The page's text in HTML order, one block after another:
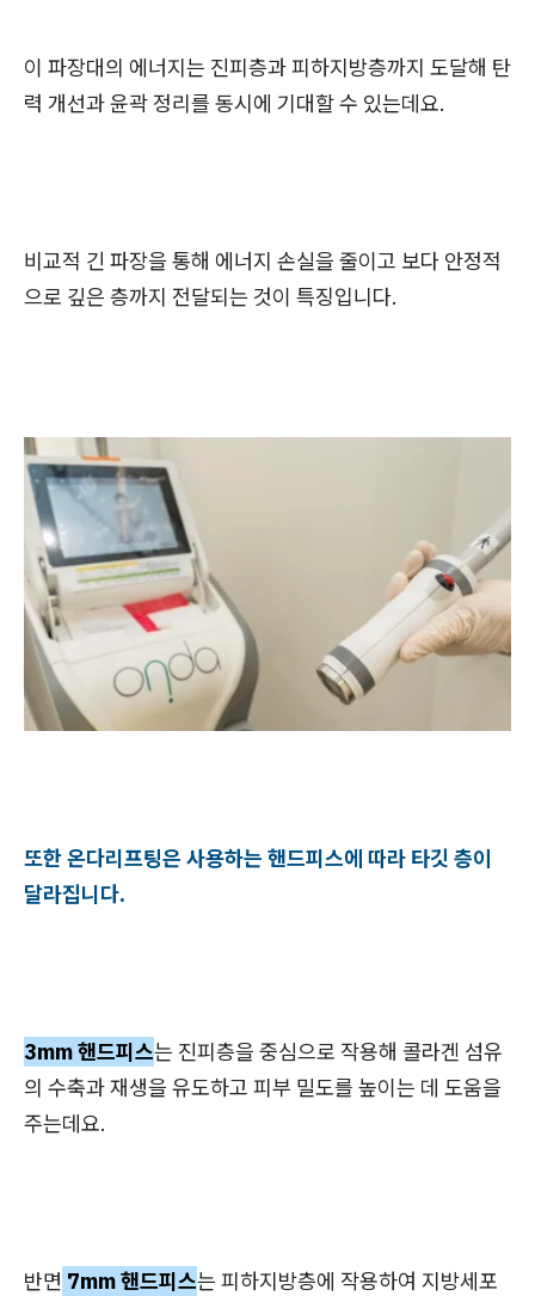
이 파장대의 에너지는 진피층과 피하지방층까지 도달해 탄
력 개선과 윤곽 정리를 동시에 기대할 수 있는데요.
비교적 긴 파장을 통해 에너지 손실을 줄이고 보다 안정적
으로 깊은 층까지 전달되는 것이 특징입니다.
또한 온다리프팅은 사용하는 핸드피스에 따라 타깃 층이
달라집니다.
3mm 핸드피스는 진피층을 중심으로 작용해 콜라겐 섬유
의 수축과 재생을 유도하고 피부 밀도를 높이는 데 도움을
주는데요.
반면 7mm 핸드피스는 피하지방층에 작용하여 지방세포